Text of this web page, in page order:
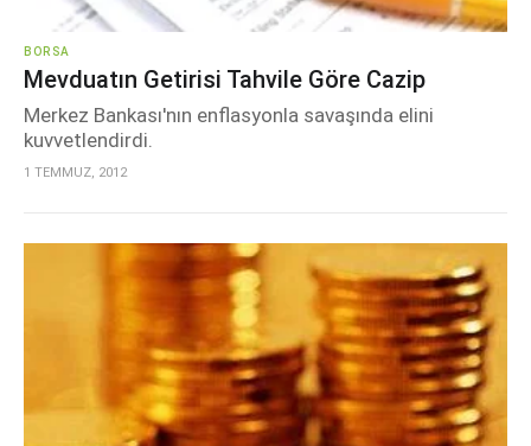
BORSA
Mevduatın Getirisi Tahvile Göre Cazip
Merkez Bankası'nın enflasyonla savaşında elini
kuvvetlendirdi.
1 TEMMUZ, 2012